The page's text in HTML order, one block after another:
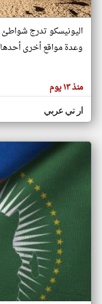
هنا عن
وجهة
كاتبيها.
اليونيسكو تدرج شواطئ
وعدة مواقع أخرى
منذ ١٣ يوم
ار تي عربي